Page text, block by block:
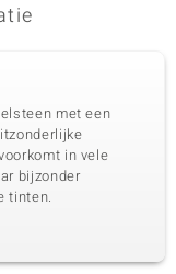
met een
in vele
bijzonder
tinten.